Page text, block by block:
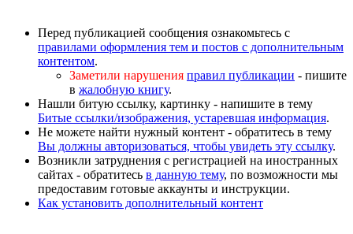
Перед публикацией сообщения ознакомьтесь с
правилами оформления тем и постов с дополнительным
контентом.
Заметили нарушения правил публикации - пишите
в жалобную книгу.
Нашли битую ссылку, картинку - напишите в тему
Битые ссылки/изображения, устаревшая информация.
Не можете найти нужный контент - обратитесь в тему
Вы должны авторизоваться, чтобы увидеть эту ссылку.
Возникли затруднения с регистрацией на иностранных
сайтах - обратитесь в данную тему, по возможности мы
предоставим готовые аккаунты и инструкции.
Как установить дополнительный контент